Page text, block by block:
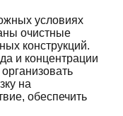
условиях
очистные
конструкций.
и концентрации
на
обеспечить